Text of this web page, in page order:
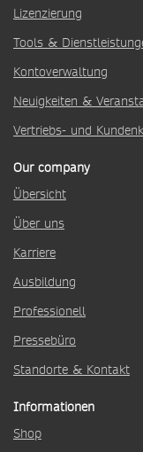
Lizenzierung
Tools &
Kontoverwaltung
Neuigkeiten &
Vertriebs- und
Our company
Übersicht
Über uns
Karriere
Ausbildung
Professionell
Pressebüro
Standorte & Kontakt
Informationen
Shop